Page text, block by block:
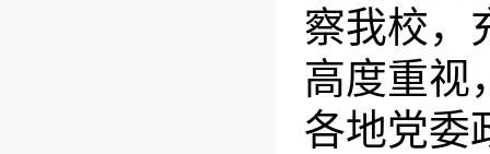
察我校，
高度重视
各地党委